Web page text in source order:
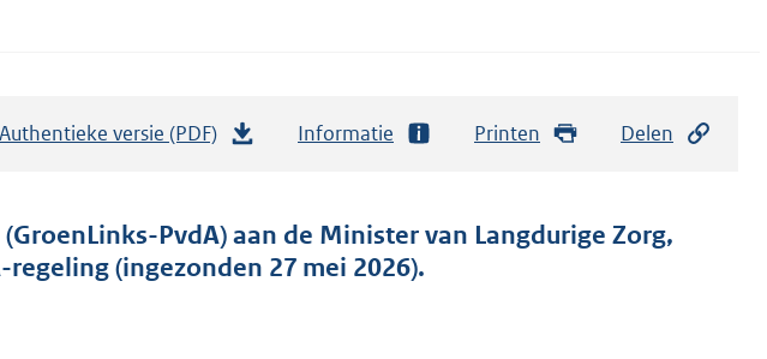
Authentieke versie (PDF)
t
a
Informatie Printen Delen
PvdA) aan de Minister van Langdurige Zorg,
regeling (ingezonden 27 mei 2026).